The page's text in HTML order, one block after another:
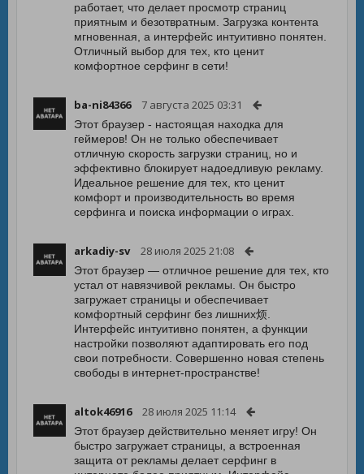
работает, что делает просмотр страниц
приятным и безотвратным. Загрузка контента
мгновенная, а интерфейс интуитивно понятен.
Отличный выбор для тех, кто ценит
комфортное серфинг в сети!
ba-ni84366 7 августа 2025 03:31
Этот браузер - настоящая находка для
геймеров! Он не только обеспечивает
отличную скорость загрузки страниц, но и
эффективно блокирует надоедливую рекламу.
Идеальное решение для тех, кто ценит
комфорт и производительность во время
серфинга и поиска информации о играх.
arkadiy-sv 28 июля 2025 21:08
Этот браузер — отличное решение для тех, кто
устал от навязчивой рекламы. Он быстро
загружает страницы и обеспечивает
комфортный серфинг без лишних烦.
Интерфейс интуитивно понятен, а функции
настройки позволяют адаптировать его под
свои потребности. Совершенно новая степень
свободы в интернет-пространстве!
altok46916 28 июля 2025 11:14
Этот браузер действительно меняет игру! Он
быстро загружает страницы, а встроенная
защита от рекламы делает серфинг в